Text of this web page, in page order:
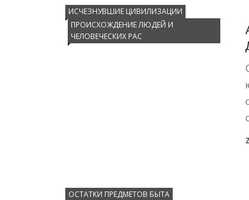
ИСЧЕЗНУВШИЕ ЦИВИЛИЗАЦИИ
ПРОИСХОЖДЕНИЕ ЛЮДЕЙ И
ЧЕЛОВЕЧЕСКИХ РАС
ОСТАТКИ ПРЕДМЕТОВ БЫТА